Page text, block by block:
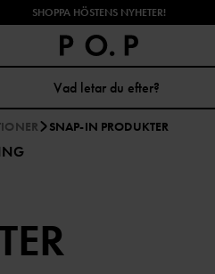
SHOPPA HÖSTENS NYHETER!
SNAP-IN PRODUKTER